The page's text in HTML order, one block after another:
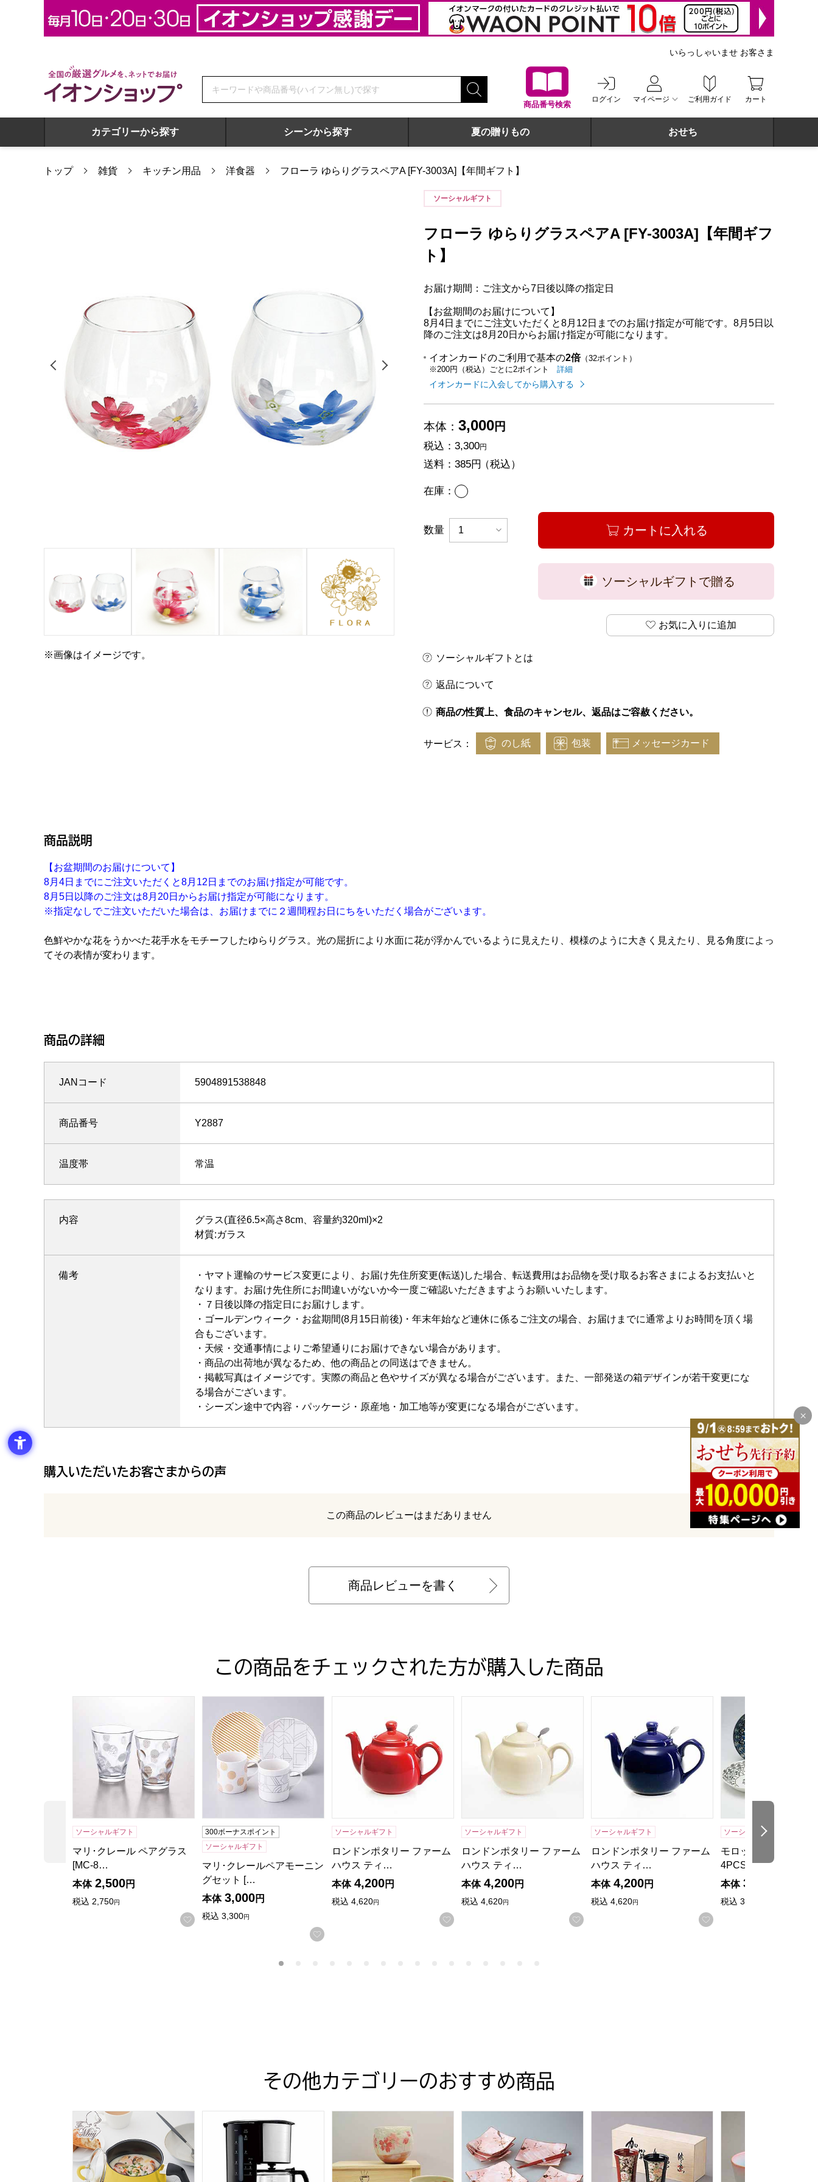
全国の厳選グルメを、ネットでお届け イオンショップ
商品番号検索
ログイン マイページ ご利用ガイド カート
いらっしゃいませ お客さま
カテゴリーから探す シーンから探す 夏の贈りもの おせち
トップ 雑貨 キッチン用品 洋食器 フローラ ゆらりグラスペアA [FY-3003A]【年間ギフト】
前の画像を表示する 次の画像を表示する
※画像はイメージです。
ソーシャルギフト
フローラ ゆらりグラスペアA [FY-3003A]【年間ギフ
ト】
お届け期間：ご注文から7日後以降の指定日
【お盆期間のお届けについて】
8月4日までにご注文いただくと8月12日までのお届け指定が可能です。8月5日以
降のご注文は8月20日からお届け指定が可能になります。
イオンカードのご利用で基本の2倍（32ポイント）
※200円（税込）ごとに2ポイント
イオンカードのご利用でたまるポイントの
詳細
イオンカードに入会してから購入する
本体： 3,000円
税込： 3,300円
送料： 385円（税込）
在庫： あり
数量 カートに入れる
ソーシャルギフトで贈る
お気に入りに追加
ソーシャルギフトとは
返品について
商品の性質上、食品のキャンセル、返品はご容赦ください。
サービス： のし紙 包装 メッセージカード
商品説明
【お盆期間のお届けについて】
8月4日までにご注文いただくと8月12日までのお届け指定が可能です。
8月5日以降のご注文は8月20日からお届け指定が可能になります。
※指定なしでご注文いただいた場合は、お届けまでに２週間程お日にちをいただく場合がございます。
色鮮やかな花をうかべた花手水をモチーフしたゆらりグラス。光の屈折により水面に花が浮かんでいるように見えたり、模様のように大きく見えたり、見る角度によっ
てその表情が変わります。
商品の詳細
JANコード 5904891538848
商品番号 Y2887
温度帯 常温
内容
グラス(直径6.5×高さ8cm、容量約320ml)×2
材質:ガラス
備考
・ヤマト運輸のサービス変更により、お届け先住所変更(転送)した場合、転送費用はお品物を受け取るお客さまによるお支払いと
なります。お届け先住所にお間違いがないか今一度ご確認いただきますようお願いいたします。
・７日後以降の指定日にお届けします。
・ゴールデンウィーク・お盆期間(8月15日前後)・年末年始など連休に係るご注文の場合、お届けまでに通常よりお時間を頂く場
合もございます。
・天候・交通事情によりご希望通りにお届けできない場合があります。
・商品の出荷地が異なるため、他の商品との同送はできません。
・掲載写真はイメージです。実際の商品と色やサイズが異なる場合がございます。また、一部発送の箱デザインが若干変更にな
る場合がございます。
・シーズン途中で内容・パッケージ・原産地・加工地等が変更になる場合がございます。
購入いただいたお客さまからの声
レビュー
この商品のレビューはまだありません
商品レビューを書く
この商品をチェックされた方が購入した商品
前の商品
ソーシャルギフト
マリ･クレール ペアグラス
[MC-8…
本体 2,500円
税込 2,750円
お気に入りに登録する
300ボーナスポイント
ソーシャルギフト
マリ･クレールペアモーニン
グセット […
本体 3,000円
税込 3,300円
お気に入りに登録する
ソーシャルギフト
ロンドンポタリー ファーム
ハウス ティ…
本体 4,200円
税込 4,620円
お気に入りに登録する
ソーシャルギフト
ロンドンポタリー ファーム
ハウス ティ…
本体 4,200円
税込 4,620円
お気に入りに登録する
ソーシャルギフト
ロンドンポタリー ファーム
ハウス ティ…
本体 4,200円
税込 4,620円
お気に入りに登録する
ソーシャルギフト
モロッカン パスタプ
4PCS […
本体 3,000
税込 3,300
次の商品
その他カテゴリーのおすすめ商品
ToMay IH対応マルチポットM イエロー[SRA-9471](R4321）【雑貨】